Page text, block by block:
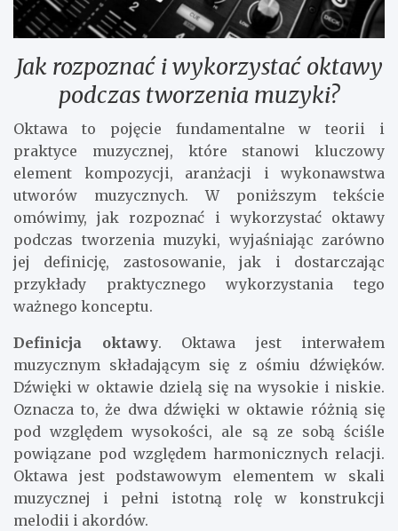
Jak rozpoznać i wykorzystać oktawy
podczas tworzenia muzyki?
Oktawa to pojęcie fundamentalne w teorii i
praktyce muzycznej, które stanowi kluczowy
element kompozycji, aranżacji i wykonawstwa
utworów muzycznych. W poniższym tekście
omówimy, jak rozpoznać i wykorzystać oktawy
podczas tworzenia muzyki, wyjaśniając zarówno
jej definicję, zastosowanie, jak i dostarczając
przykłady praktycznego wykorzystania tego
ważnego konceptu.
Definicja oktawy. Oktawa jest interwałem
muzycznym składającym się z ośmiu dźwięków.
Dźwięki w oktawie dzielą się na wysokie i niskie.
Oznacza to, że dwa dźwięki w oktawie różnią się
pod względem wysokości, ale są ze sobą ściśle
powiązane pod względem harmonicznych relacji.
Oktawa jest podstawowym elementem w skali
muzycznej i pełni istotną rolę w konstrukcji
melodii i akordów.